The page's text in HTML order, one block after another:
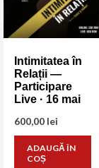
Intimitatea în
Relații —
Participare
Live · 16 mai
600,00 lei
ADAUGĂ ÎN
COȘ